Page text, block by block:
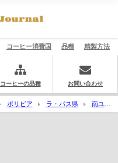
コーヒー消費国 品種 精製方法
コーヒーの品種 お問い合わせ
ボリビア ラ・パス県
南ユン